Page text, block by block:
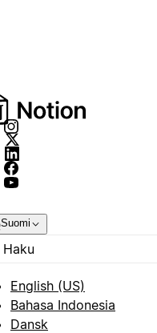
Suomi
English (US)
Bahasa Indonesia
Dansk